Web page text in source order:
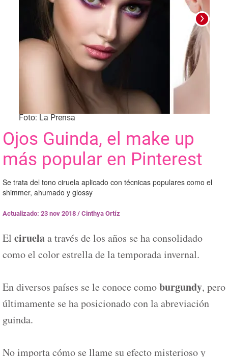
Foto: La Prensa
Ojos Guinda, el make up
más popular en Pinterest
Se trata del tono ciruela aplicado con técnicas populares como el
shimmer, ahumado y glossy
Actualizado: 23 nov 2018 / Cinthya Ortíz
El ciruelaa través de los años se ha consolidado
como el color estrella de la temporada invernal.
En diversos países se le conoce comoburgundy, pero
últimamente se ha posicionado con la abreviación
guinda.
No importa cómo se llame su efecto misterioso y